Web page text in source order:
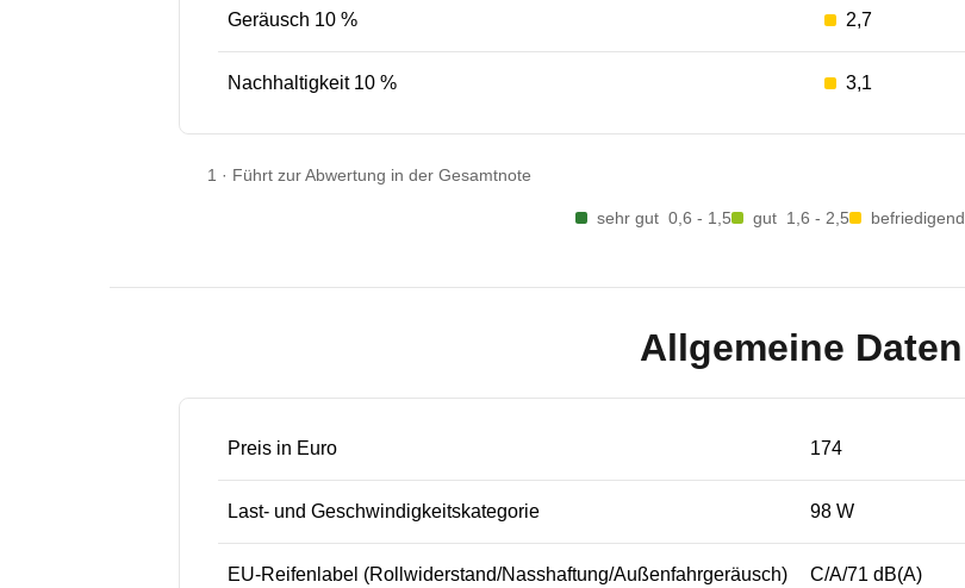
Geräusch 10 % 2,7
Nachhaltigkeit 10 % 3,1
1 · Führt zur Abwertung in der Gesamtnote
sehr gut 0,6 - 1,5 gut 1,6 - 2,5 befriedigend
Allgemeine Daten
Preis in Euro 174
Last- und Geschwindigkeitskategorie 98 W
EU-Reifenlabel (Rollwiderstand/Nasshaftung/Außenfahrgeräusch) C/A/71 dB(A)